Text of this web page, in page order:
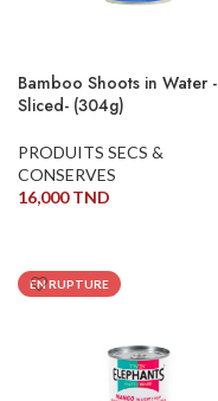
Bamboo Shoots in Water -
Sliced- (304g)
PRODUITS SECS &
CONSERVES
16,000TND
EN RUPTURE